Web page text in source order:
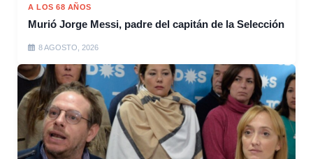
A LOS 68 AÑOS
Murió Jorge Messi, padre del capitán de la Selección
8 AGOSTO, 2026